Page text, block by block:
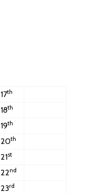
17th
18th
19th
20th
21st
22nd
23rd